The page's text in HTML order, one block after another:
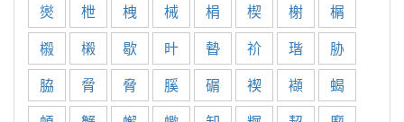
爕
枻 栧 械 梋 楔 榭
榍
榝
樧 歇 旪 暬 祄 瑎
胁
脇
脋 脅 膎 碿 褉 襭
蝎